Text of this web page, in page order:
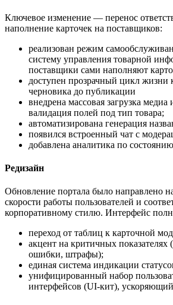
Ключевое изменение — перенос
наполнение карточек на поставщиков:
реализован режим
систему управления товарной
поставщики сами наполняют
доступен прозрачный цикл жизни
черновика до публикации
внедрена массовая загрузка медиа
валидация полей под тип товара;
автоматизирована генерация
появился встроенный чат с
добавлена аналитика по
Редизайн
Обновление портала было направлено
скорости работы пользователей и
корпоративному стилю. Интерфейс
переход от таблиц к карточной
акцент на критичных показателях
ошибки, штрафы);
единая система индикации
унифицированный набор
интерфейсов (UI-кит), ускоряющий